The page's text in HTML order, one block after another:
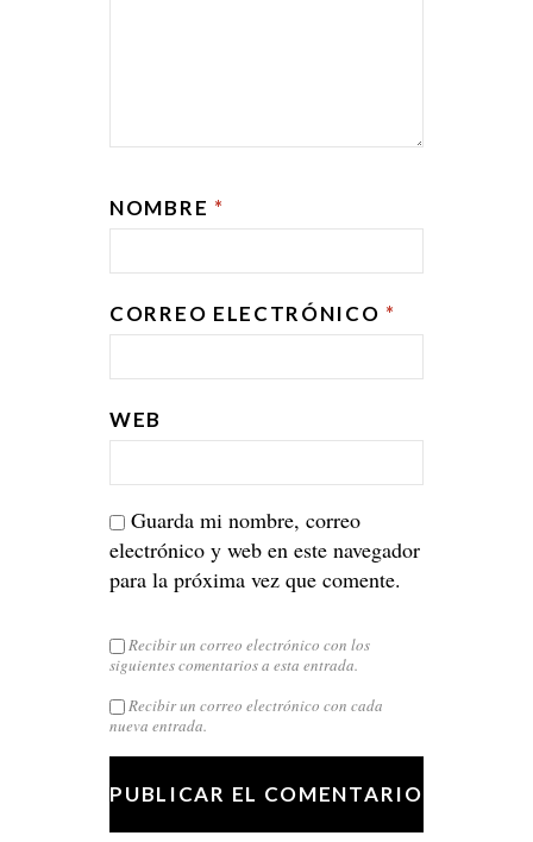
NOMBRE *
CORREO ELECTRÓNICO *
WEB
Guarda mi nombre, correo
electrónico y web en este navegador
para la próxima vez que comente.
Recibir un correo electrónico con los
siguientes comentarios a esta entrada.
Recibir un correo electrónico con cada
nueva entrada.